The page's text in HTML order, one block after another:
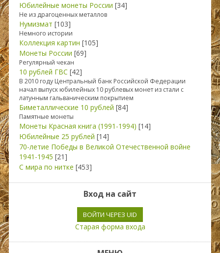
Юбилейные монеты России [34]
Не из драгоценных металлов
Нумизмат [103]
Немного истории
Коллекция картин [105]
Монеты России [69]
Регулярный чекан
10 рублей ГВС [42]
В 2010 году Центральный банк Российской Федерации
начал выпуск юбилейных 10 рублевых монет из стали с
латунным гальваническим покрытием
Биметаллические 10 рублей [84]
Памятные монеты
Монеты Красная книга (1991-1994) [14]
Юбилейные 25 рублей [14]
70-летие Победы в Великой Отечественной войне
1941-1945 [21]
С мира по нитке [453]
Вход на сайт
ВОЙТИ ЧЕРЕЗ UID
Старая форма входа